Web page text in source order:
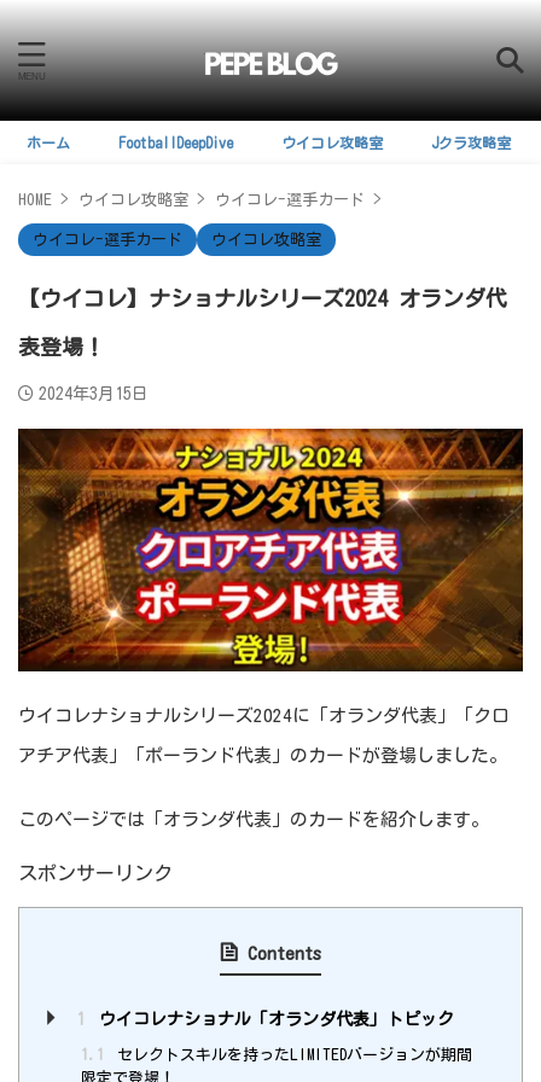
ホーム FootballDeepDive ウイコレ攻略室 Jクラ攻略室
HOME > ウイコレ攻略室 > ウイコレ-選手カード >
ウイコレ-選手カード ウイコレ攻略室
【ウイコレ】ナショナルシリーズ2024 オランダ代
表登場！
2024年3月15日
ウイコレナショナルシリーズ2024に「オランダ代表」「クロ
アチア代表」「ポーランド代表」のカードが登場しました。
このページでは「オランダ代表」のカードを紹介します。
スポンサーリンク
Contents
1 ウイコレナショナル「オランダ代表」トピック
1.1
セレクトスキルを持ったLIMITEDバージョンが期間
限定で登場！